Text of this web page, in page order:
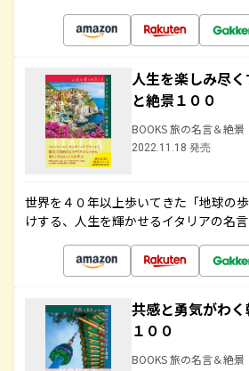
人生を楽しみ尽
と絶景１００
BOOKS 旅の名言＆絶景
2022.11.18 発売
世界を４０年以上歩いてきた「地球の
けする、人生を輝かせるイタリアの名
共感と勇気がわ
１００
BOOKS 旅の名言＆絶景